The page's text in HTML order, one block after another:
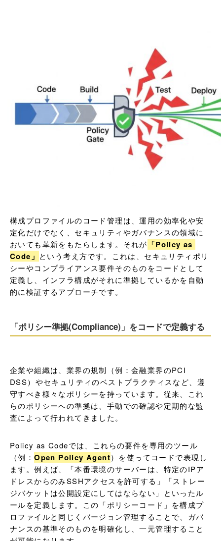
構成プロファイルのコード管理は、運用の効率化や安
定化だけでなく、セキュリティやガバナンスの領域に
おいても革新をもたらします。それが 「Policy as
Code」 という考え方です。これは、セキュリティポリ
シーやコンプライアンス要件そのものをコードとして
定義し、インフラ構成がそれに準拠しているかを自動
的に検証するアプローチです。
「ポリシー準拠(Compliance)」をコードで定義する
企業や組織は、業界の規制（例：金融業界のPCI
DSS）やセキュリティのベストプラクティスなど、遵
守すべき様々なポリシーを持っています。従来、これ
らのポリシーへの準拠は、手動での確認や定期的な監
査によって行われてきました。
Policy as Codeでは、これらの要件を専用のツール
（例：Open Policy Agent）を使ってコードで表現し
ます。例えば、「本番環境のサーバーは、特定のIPア
ドレスからのみSSHアクセスを許可する」「ストレー
ジバケットは公開設定にしてはならない」といったル
ールを定義します。この「ポリシーコード」を構成プ
ロファイルと同じくバージョン管理することで、ガバ
ナンスの基準そのものを明確化し、一元管理すること